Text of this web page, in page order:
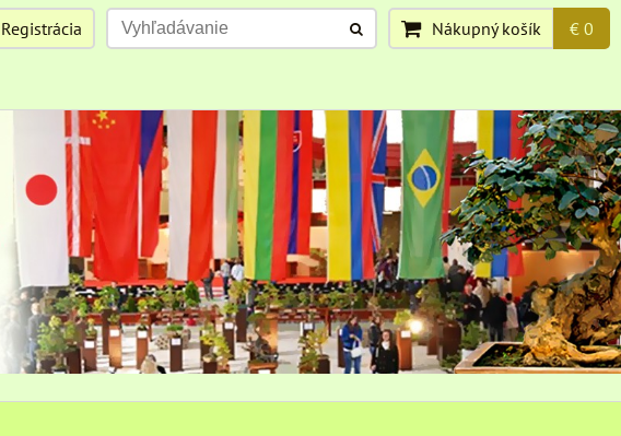
Nákupný košík € 0